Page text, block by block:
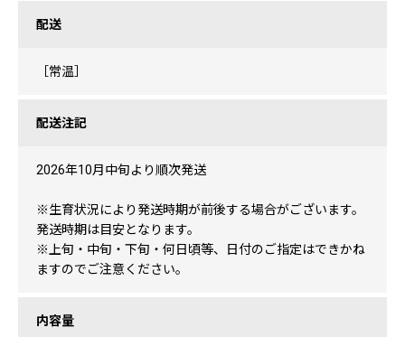
配送
［常温］
配送注記
2026年10月中旬より順次発送
※生育状況により発送時期が前後する場合がございます。
発送時期は目安となります。
※上旬・中旬・下旬・何日頃等、日付のご指定はできかね
ますのでご注意ください。
内容量